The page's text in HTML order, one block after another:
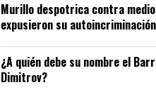
Murillo despotrica contra
expusieron su
¿A quién debe su nombre el
Dimitrov?